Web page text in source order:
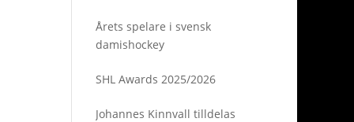
Årets spelare i svensk
damishockey
SHL Awards 2025/2026
Johannes Kinnvall tilldelas